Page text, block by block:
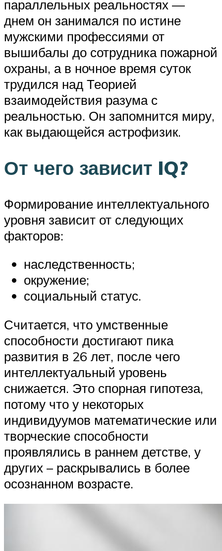
параллельных реальностях —
днем он занимался по истине
мужскими профессиями от
вышибалы до сотрудника пожарной
охраны, а в ночное время суток
трудился над Теорией
взаимодействия разума с
реальностью. Он запомнится миру,
как выдающейся астрофизик.
От чего зависит IQ?
Формирование интеллектуального
уровня зависит от следующих
факторов:
наследственность;
окружение;
социальный статус.
Считается, что умственные
способности достигают пика
развития в 26 лет, после чего
интеллектуальный уровень
снижается. Это спорная гипотеза,
потому что у некоторых
индивидуумов математические или
творческие способности
проявлялись в раннем детстве, у
других – раскрывались в более
осознанном возрасте.